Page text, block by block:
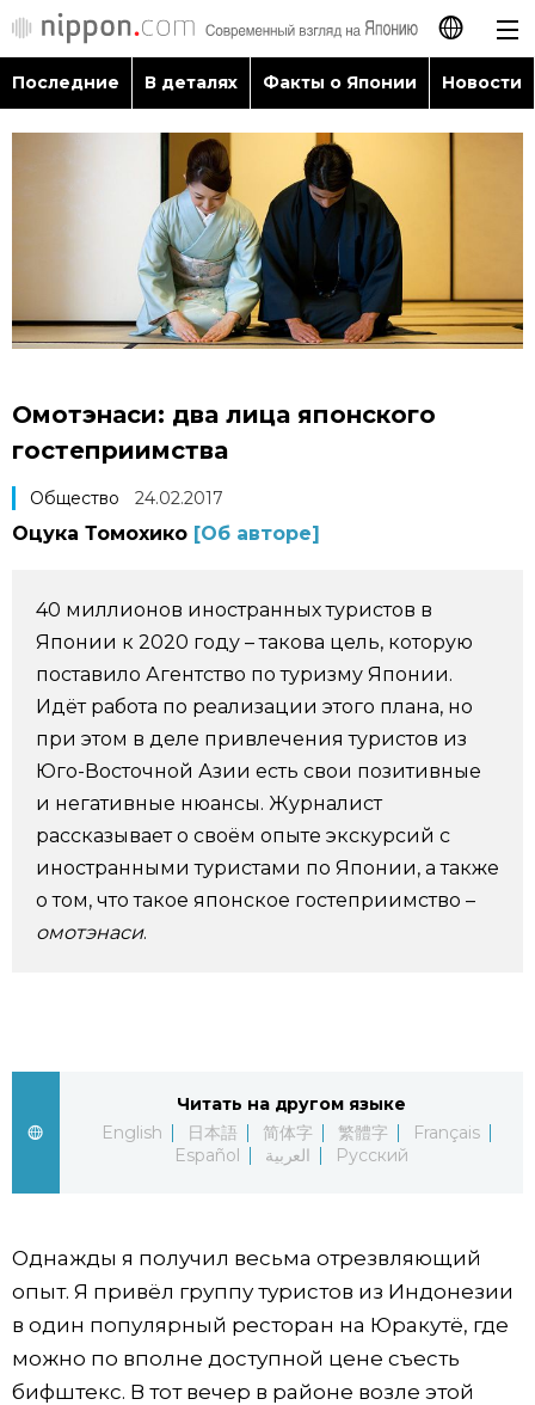
日本語
简体字
繁體字
Français
Путеводитель по Японии
Разделы
Люди
Блог
Политика
Экономика
Токио
От редакции
Популярные статьи
Японский язык
Японский калейдоскоп
Семья
official SNS
Последние В деталях Факты о Японии Новости
Омотэнаси: два лица японского
гостеприимства
Общество 24.02.2017
Оцука Томохико [Об авторе]
40 миллионов иностранных туристов в
Японии к 2020 году – такова цель, которую
поставило Агентство по туризму Японии.
Идёт работа по реализации этого плана, но
при этом в деле привлечения туристов из
Юго-Восточной Азии есть свои позитивные
и негативные нюансы. Журналист
рассказывает о своём опыте экскурсий с
иностранными туристами по Японии, а также
о том, что такое японское гостеприимство –
омотэнаси.
Читать на другом языке
English
日本語 简体字 繁體字
Français
Español
العربية Русский
Однажды я получил весьма отрезвляющий
опыт. Я привёл группу туристов из Индонезии
в один популярный ресторан на Юракутё, где
можно по вполне доступной цене съесть
бифштекс. В тот вечер в районе возле этой